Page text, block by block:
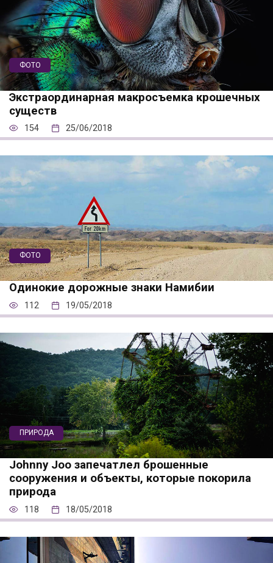
ФОТО
Экстраординарная макросъемка крошечных
существ
154 25/06/2018
ФОТО
Одинокие дорожные знаки Намибии
112 19/05/2018
ПРИРОДА
Johnny Joo запечатлел брошенные
сооружения и объекты, которые покорила
природа
118 18/05/2018